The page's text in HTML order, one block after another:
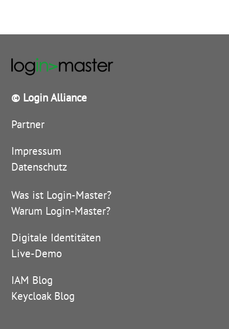
© Login Alliance
Partner
Impressum
Datenschutz
Was ist Login-Master?
Warum Login-Master?
Digitale Identitäten
Live-Demo
IAM Blog
Keycloak Blog